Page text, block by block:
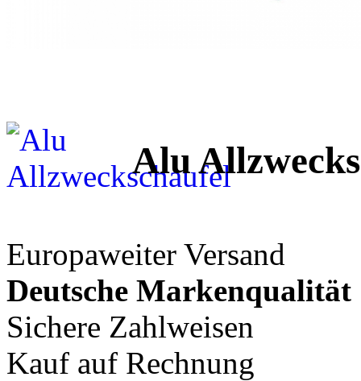
Alu
Europaweiter Versand
Deutsche Markenqualität
Sichere Zahlweisen
Kauf auf Rechnung